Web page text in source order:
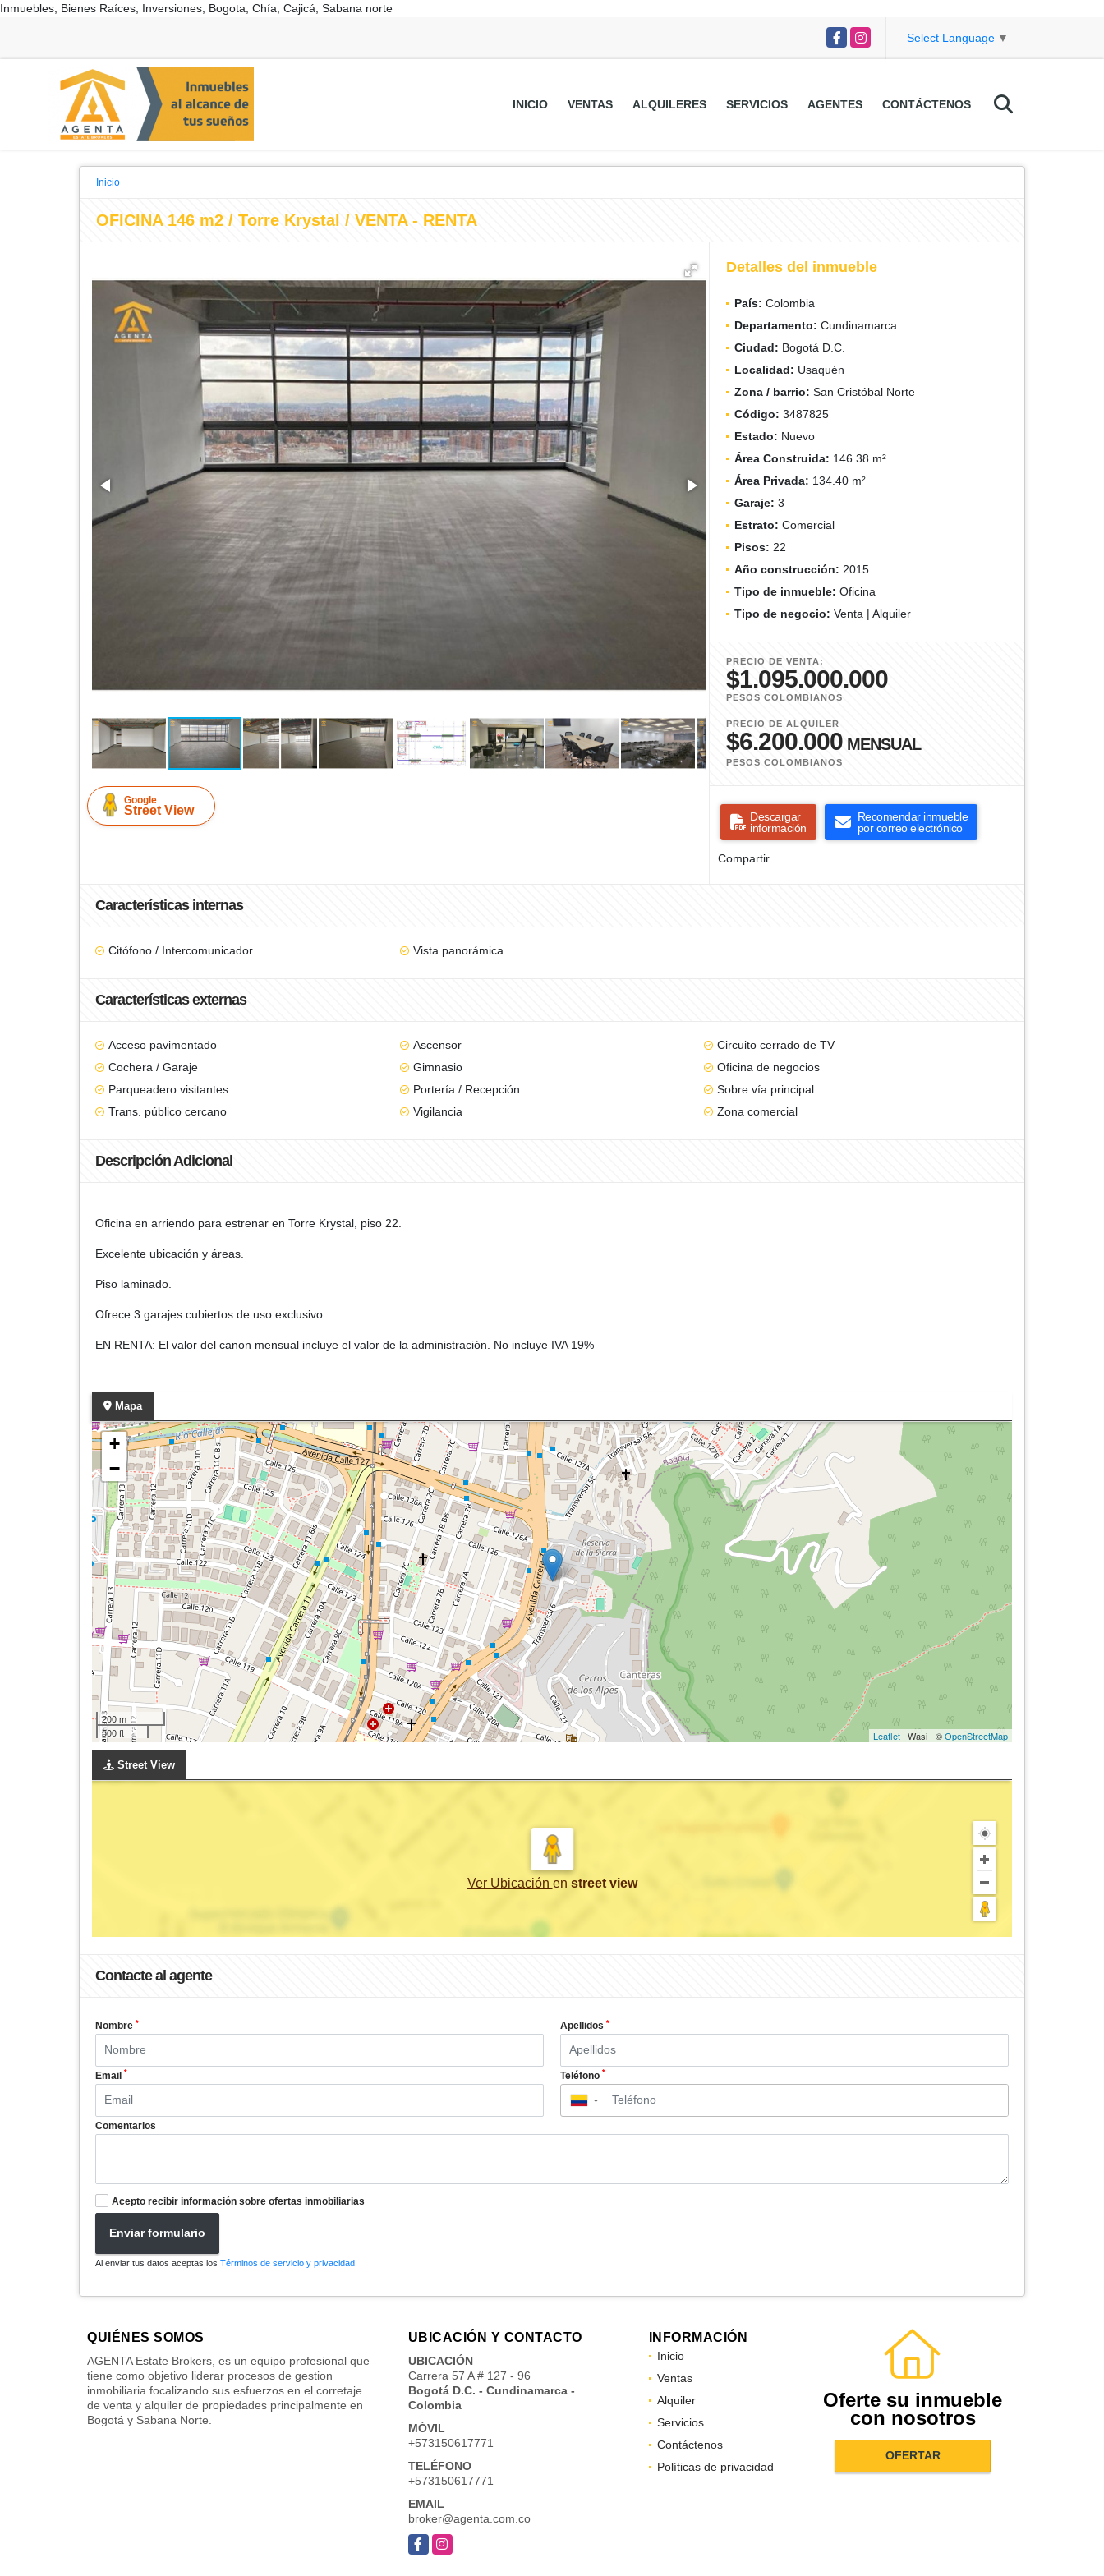
Inmuebles, Bienes Raíces, Inversiones, Bogota, Chía, Cajicá, Sabana norte
FacebookInstagram Select Language ▼
INICIO VENTAS ALQUILERES SERVICIOS AGENTES CONTÁCTENOS
Inicio
OFICINA 146 m2 / Torre Krystal / VENTA - RENTA
Google
Street View
Detalles del inmueble
País: Colombia
Departamento: Cundinamarca
Ciudad: Bogotá D.C.
Localidad: Usaquén
Zona / barrio: San Cristóbal Norte
Código: 3487825
Estado: Nuevo
Área Construida: 146.38 m²
Área Privada: 134.40 m²
Garaje: 3
Estrato: Comercial
Pisos: 22
Año construcción: 2015
Tipo de inmueble: Oficina
Tipo de negocio: Venta | Alquiler
PRECIO DE VENTA:
$1.095.000.000
PESOS COLOMBIANOS
PRECIO DE ALQUILER
$6.200.000 MENSUAL
PESOS COLOMBIANOS
Descargar
información
Recomendar inmueble
por correo electrónico
Compartir
Características internas
Citófono / Intercomunicador Vista panorámica
Características externas
Acceso pavimentado Ascensor
Circuito cerrado de TV
Cochera / Garaje
Gimnasio
Oficina de negocios
Parqueadero visitantes
Portería / Recepción
Sobre vía principal
Trans. público cercano
Vigilancia Zona comercial
Descripción Adicional
Oficina en arriendo para estrenar en Torre Krystal, piso 22.
Excelente ubicación y áreas.
Piso laminado.
Ofrece 3 garajes cubiertos de uso exclusivo.
EN RENTA: El valor del canon mensual incluye el valor de la administración. No incluye IVA 19%
Mapa
+
−
200 m
500 ft
Leaflet | Wasi - ©OpenStreetMap
Street View
Ver Ubicación en street view
Contacte al agente
Nombre * Apellidos *
Email * Teléfono *
▼
Comentarios
Acepto recibir información sobre ofertas inmobiliarias
Enviar formulario
Al enviar tus datos aceptas los Términos de servicio y privacidad
QUIÉNES SOMOS
AGENTA Estate Brokers, es un equipo profesional que
tiene como objetivo liderar procesos de gestion
inmobiliaria focalizando sus esfuerzos en el corretaje
de venta y alquiler de propiedades principalmente en
Bogotá y Sabana Norte.
UBICACIÓN Y CONTACTO
UBICACIÓN
Carrera 57 A # 127 - 96
Bogotá D.C. - Cundinamarca -
Colombia
MÓVIL
+573150617771
TELÉFONO
+573150617771
EMAIL
broker@agenta.com.co
FacebookInstagram
INFORMACIÓN
Inicio
Ventas
Alquiler
Servicios
Contáctenos
Políticas de privacidad
Oferte su inmueble
con nosotros
OFERTAR